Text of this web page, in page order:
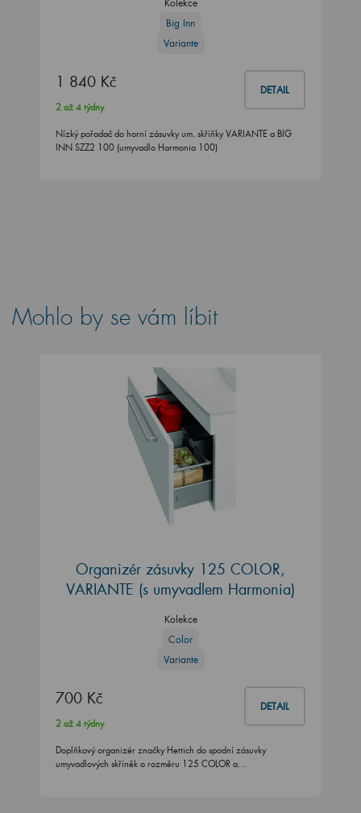
Kolekce
Big Inn
Variante
1 840 Kč DETAIL
2 až 4 týdny
Nízký pořadač do horní zásuvky um. skříňky VARIANTE a BIG
INN SZZ2 100 (umyvadlo Harmonia 100)
Mohlo by se vám líbit
Organizér zásuvky 125 COLOR,
VARIANTE (s umyvadlem Harmonia)
Kolekce
Color
Variante
700 Kč DETAIL
2 až 4 týdny
Doplňkový organizér značky Hettich do spodní zásuvky
umyvadlových skříněk o rozměru 125 COLOR a…